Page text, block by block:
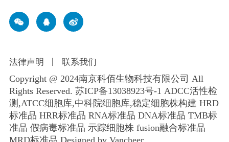
法律声明 联系我们
Copyright @ 2024南京科佰生物科技有限公司 All
Rights Reserved. 苏ICP备13038923号-1 ADCC活性检
测,ATCC细胞库,中科院细胞库,稳定细胞株构建 HRD
标准品 HRR标准品 RNA标准品 DNA标准品 TMB标
准品 假病毒标准品 示踪细胞株 fusion融合标准品
MRD标准品 Designed by Vancheer